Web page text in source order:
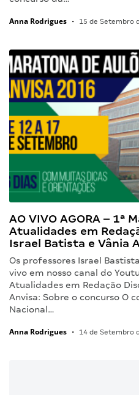
Anna Rodrigues • 15 de Setembro
AO VIVO AGORA – 1ª
Atualidades em
Israel Batista e Vânia
Os professores Israel
vivo em nosso canal do
Atualidades em Redação
Anvisa: Sobre o concurso O
Nacional…
Anna Rodrigues • 14 de Setembro